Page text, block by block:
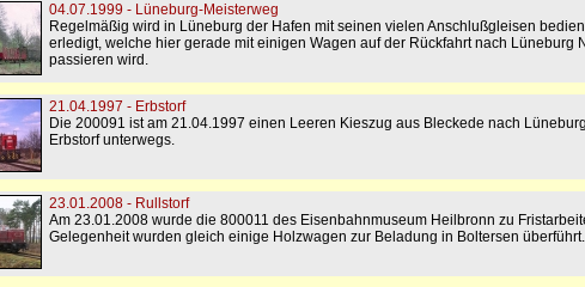
04.07.1999 - Lüneburg-Meisterweg
Regelmäßig wird in Lüneburg der Hafen mit seinen vielen Anschlußgleisen
erledigt, welche hier gerade mit einigen Wagen auf der Rückfahrt nach Lüneburg
passieren wird.
21.04.1997 - Erbstorf
Die 200091 ist am 21.04.1997 einen Leeren Kieszug aus Bleckede nach
Erbstorf unterwegs.
23.01.2008 - Rullstorf
Am 23.01.2008 wurde die 800011 des Eisenbahnmuseum Heilbronn zu
Gelegenheit wurden gleich einige Holzwagen zur Beladung in Boltersen überführt.